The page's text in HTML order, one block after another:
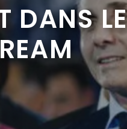
DANS LE